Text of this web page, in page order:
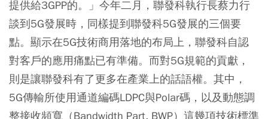
提供給3GPP的。」今年二月，聯發科執行長蔡力行
談到5G發展時，同樣提到聯發科5G發展的三個要
點。顯示在5G技術商用落地的布局上，聯發科自認
對客戶的應用痛點已有準備。而對5G規範的貢獻，
則是讓聯發科有了更多在產業上的話語權。其中，
5G傳輸所使用通道編碼LDPC與Polar碼，以及動態調
整接收頻寬（Bandwidth Part, BWP）這幾項技術標準